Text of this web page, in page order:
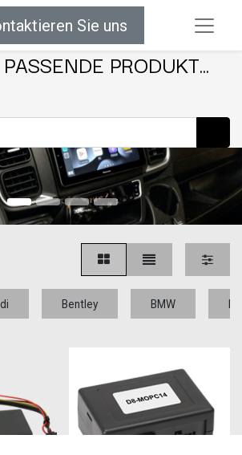
Sie uns
PRODUKT...
Bentley BMW